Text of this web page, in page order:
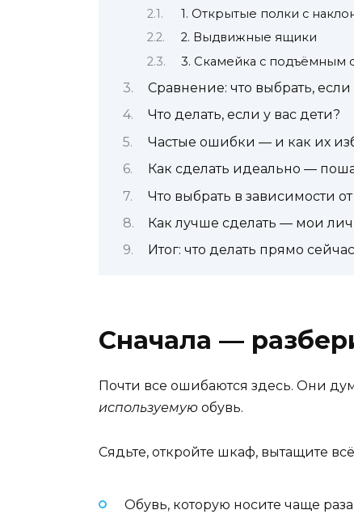
1. Открытые полки с
2. Выдвижные ящики
3. Скамейка с подъёмным
Сравнение: что выбрать, если
Что делать, если у вас дети?
Частые ошибки — и как их
Как сделать идеально —
Что выбрать в зависимости
Как лучше сделать — мои
Итог: что делать прямо сейчас
Сначала —
Почти все ошибаются здесь. Они
используемую обувь.
Сядьте, откройте шкаф, вытащите
Обувь, которую носите чаще